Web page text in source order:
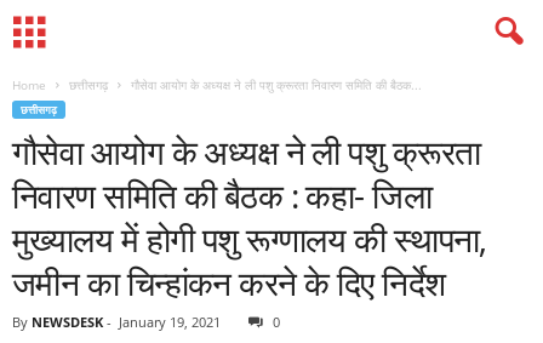
Home छत्तीसगढ़ गौसेवा आयोग के अध्यक्ष ने ली पशु क्रूरता निवारण समिति की बैठक...
छत्तीसगढ़
गौसेवा आयोग के अध्यक्ष ने ली पशु क्रूरता
निवारण समिति की बैठक : कहा- जिला
मुख्यालय में होगी पशु रूग्णालय की स्थापना,
जमीन का चिन्हांकन करने के दिए निर्देश
By NEWSDESK - January 19, 2021 0